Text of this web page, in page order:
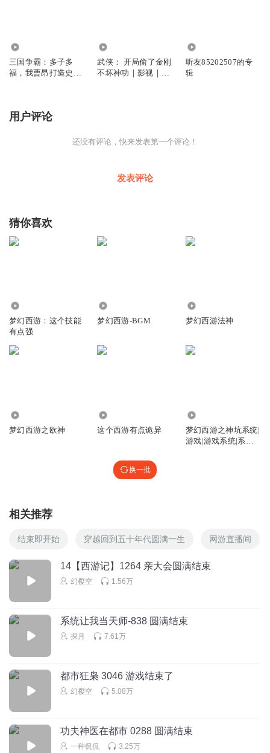
三国争霸：多子多
福，我曹昂打造史上
武侠： 开局偷了金刚
不坏神功｜影视｜搞
听友85202507的专
辑
用户评论
还没有评论，快来发表第一个评论！
发表评论
猜你喜欢
梦幻西游：这个技能
有点强
梦幻西游-BGM 梦幻西游法神
梦幻西游之欧神 这个西游有点诡异
梦幻西游之神坑系统|
游戏|游戏系统|系统
换一批
相关推荐
结束即开始 穿越回到五十年代圆满一生 网游直播间
14【西游记】1264 亲大会圆满结束
幻樱空 1.56万
系统让我当天师-838 圆满结束
探月 7.61万
都市狂枭 3046 游戏结束了
幻樱空 5.08万
功夫神医在都市 0288 圆满结束
一种侃侃 3.25万